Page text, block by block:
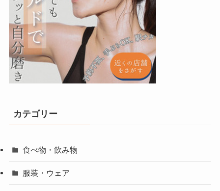
カテゴリー
食べ物・飲み物
服装・ウェア